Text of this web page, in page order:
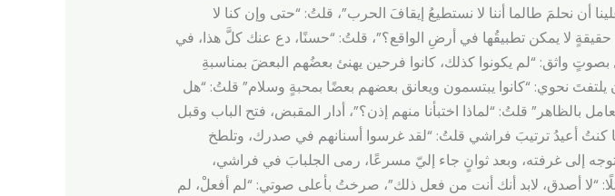
أن نحلمَ طالما أننا لا نستطيعُ إيقافَ الحرب”، قلتُ: “حتى وإن كنا لا
حقيقةٍ لا يمكن تطبيقُها في أرضِ الواقع؟”، قلتُ: “حسنًا، دع عنك كلَّ هذا، في
واثق: “لم يكونوا كذلك، كانوا فرحين يهنئ بعضُهم البعضَ بمناسبةِ
يلتفتَ نحوي: “كانوا يبتسمون ويعانق بعضهم بعضًا بمحبةٍ وسلام” قلتُ: “هل
قلتُ: “لماذا اختبأنا منهم إذن؟”، أدار المقبض، فتح الباب وقبل
كنتُ أعيدُ ترتيبَ فراشي قلتُ: “لقد غرسوا أسنانهم في صدرك، وتلطخ
إلى غرفته، وبعد ثوانٍ جاء إليّ مسرعًا، رمى الجلبابَ في فراشي،
“لا أصدق، لابد أنك أنت من فعل ذلك”، صرختُ بأعلى صوتي: “لم أفعلْ، لم